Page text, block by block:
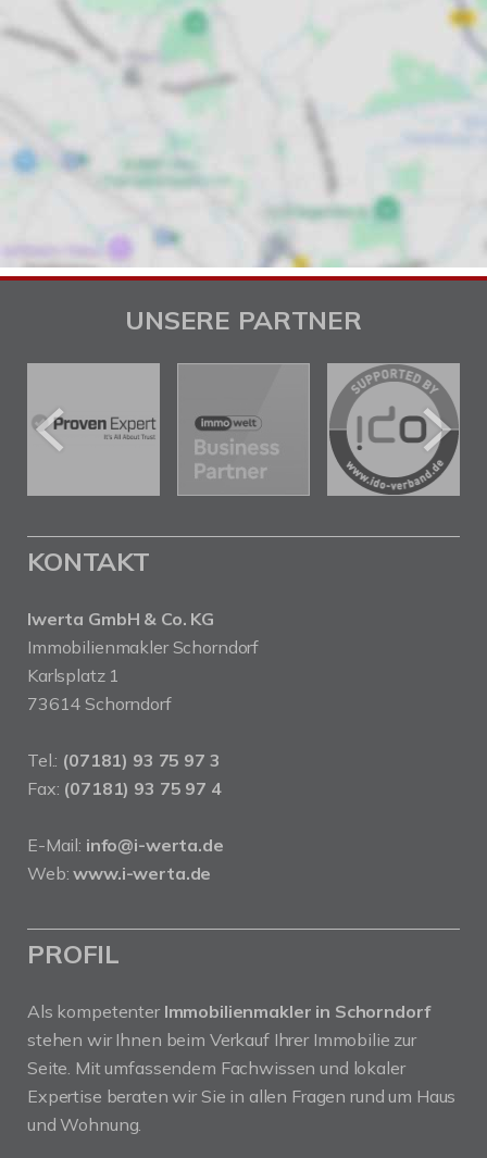
UNSERE PARTNER
KONTAKT
Iwerta GmbH & Co. KG
Immobilienmakler Schorndorf
Karlsplatz 1
73614 Schorndorf
Tel.: (07181) 93 75 97 3
Fax: (07181) 93 75 97 4
E-Mail: info@i-werta.de
Web:www.i-werta.de
PROFIL
Als kompetenter Immobilienmakler in Schorndorf
stehen wir Ihnen beim Verkauf Ihrer Immobilie zur
Seite. Mit umfassendem Fachwissen und lokaler
Expertise beraten wir Sie in allen Fragen rund um Haus
und Wohnung.